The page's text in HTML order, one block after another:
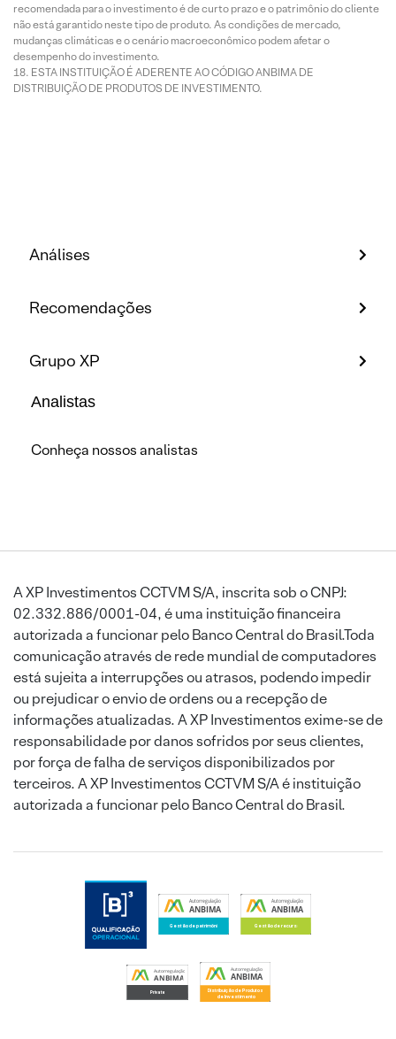
recomendada para o investimento é de curto prazo e o patrimônio do cliente
não está garantido neste tipo de produto. As condições de mercado,
mudanças climáticas e o cenário macroeconômico podem afetar o
desempenho do investimento.
ESTA INSTITUIÇÃO É ADERENTE AO CÓDIGO ANBIMA DE
DISTRIBUIÇÃO DE PRODUTOS DE INVESTIMENTO.
Análises
Recomendações
Grupo XP
Analistas
Conheça nossos analistas
A XP Investimentos CCTVM S/A, inscrita sob o CNPJ:
02.332.886/0001-04, é uma instituição financeira
autorizada a funcionar pelo Banco Central do Brasil.Toda
comunicação através de rede mundial de computadores
está sujeita a interrupções ou atrasos, podendo impedir
ou prejudicar o envio de ordens ou a recepção de
informações atualizadas. A XP Investimentos exime-se de
responsabilidade por danos sofridos por seus clientes,
por força de falha de serviços disponibilizados por
terceiros. A XP Investimentos CCTVM S/A é instituição
autorizada a funcionar pelo Banco Central do Brasil.